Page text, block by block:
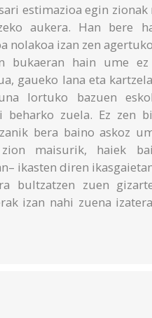
estimazioa egin zionak
aukera. Han bere
nolakoa izan zen
bukaeran hain ume
gaueko lana eta
lortuko bazuen
zuela. Ez zen
bera baino askoz
maisurik, haiek
ikasten diren
bultzatzen zuen
izan nahi zuena